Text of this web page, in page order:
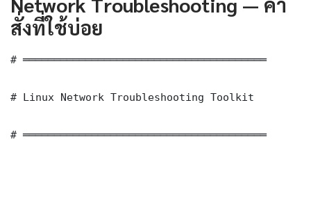
สั่งที่ใช้บ่อย
# ═══════════════════════════════════════
# Linux Network Troubleshooting Toolkit
# ═══════════════════════════════════════